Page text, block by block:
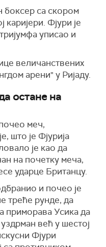
боксер са скором
Фјури је
уписао и
величанствених
арени" у Ријаду.
остане на
меч,
што је Фјурија
је као да
на почетку меча,
ударце Британцу.
и почео је
треће рунде, да
приморава Усика да
већ у шестој
Фјури